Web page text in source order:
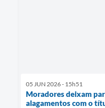
05 JUN 2026 - 15h51
Moradores deixam
alagamentos com o